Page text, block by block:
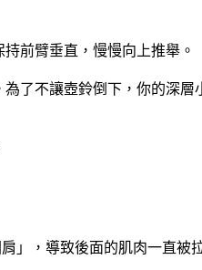
前臂垂直，慢慢向上推舉。
了不讓壺鈴倒下，你的深
」，導致後面的肌肉一直